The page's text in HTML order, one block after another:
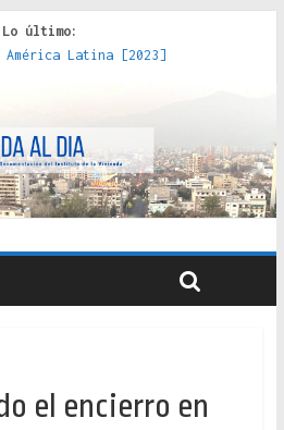
Lo último:
América Latina [2023]
[2022]
[2020]
vivienda adecuada [2019]
Caja del Seguro Obrero en
emblemático [2014]
el encierro en